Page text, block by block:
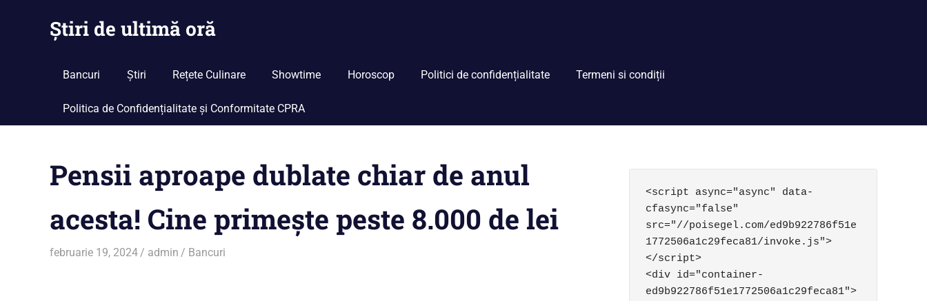
Știri de ultimă oră
curent
Bancuri Știri Rețete Culinare Showtime Horoscop Politici de confidențialitate Termeni si condiții
Politica de Confidențialitate și Conformitate CPRA
Pensii aproape dublate chiar de anul
acesta! Cine primește peste 8.000 de lei
februarie 19, 2024 admin Bancuri
<script async="async" data-
cfasync="false"
src="//poisegel.com/ed9b922786f51e
1772506a1c29feca81/invoke.js">
</script>
<div id="container-
ed9b922786f51e1772506a1c29feca81">